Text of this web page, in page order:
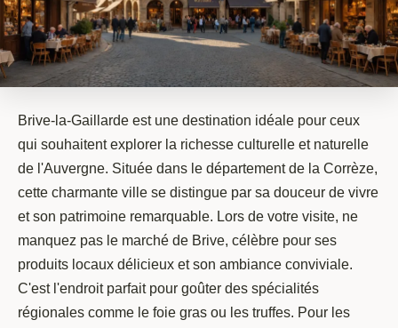
Brive-la-Gaillarde est une destination idéale pour ceux
qui souhaitent explorer la richesse culturelle et naturelle
de l'Auvergne. Située dans le département de la Corrèze,
cette charmante ville se distingue par sa douceur de vivre
et son patrimoine remarquable. Lors de votre visite, ne
manquez pas le marché de Brive, célèbre pour ses
produits locaux délicieux et son ambiance conviviale.
C'est l'endroit parfait pour goûter des spécialités
régionales comme le foie gras ou les truffes. Pour les